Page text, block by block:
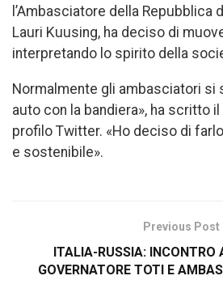
l’Ambasciatore della Repubblica
Lauri Kuusing, ha deciso di
interpretando lo spirito della
Normalmente gli ambasciatori si
auto con la bandiera», ha scritto
profilo Twitter. «Ho deciso di
e sostenibile».
Previous Post
ITALIA-RUSSIA: INCONTRO
GOVERNATORE TOTI E